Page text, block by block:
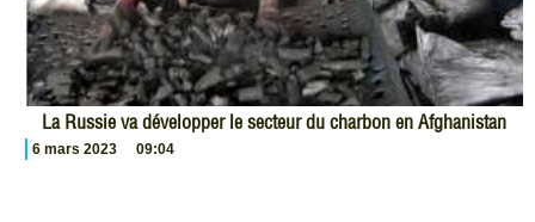
La Russie va développer le secteur du charbon en Afghanistan
6 mars 2023 09:04